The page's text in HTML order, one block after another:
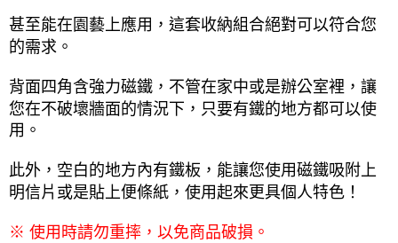
甚至能在園藝上應用，這套收納組合絕對可以符合您
的需求。
背面四角含強力磁鐵，不管在家中或是辦公室裡，讓
您在不破壞牆面的情況下，只要有鐵的地方都可以使
用。
此外，空白的地方內有鐵板，能讓您使用磁鐵吸附上
明信片或是貼上便條紙，使用起來更具個人特色！
※ 使用時請勿重摔，以免商品破損。